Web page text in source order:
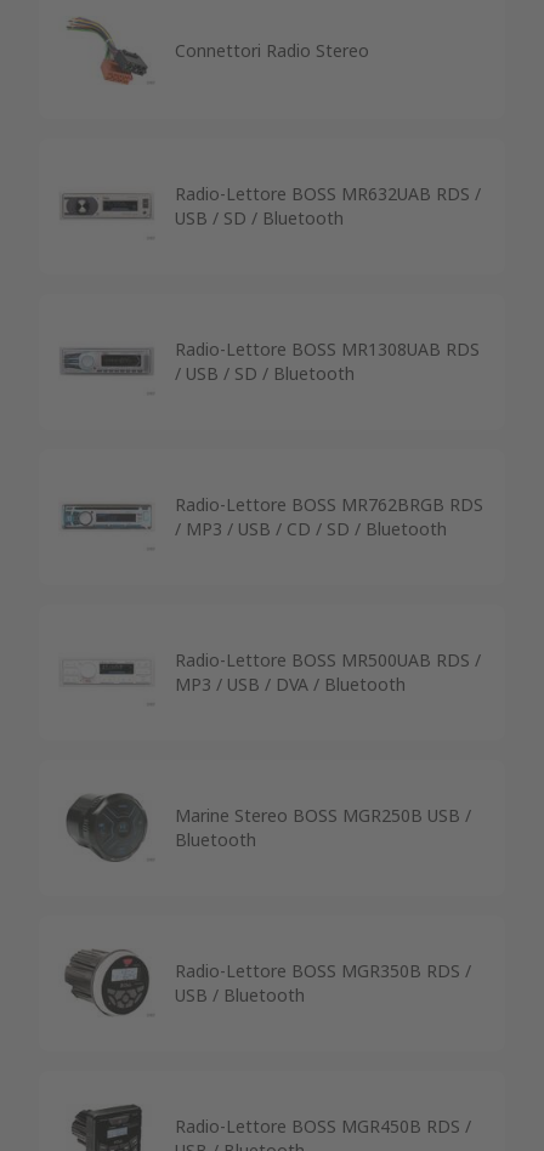
Connettori Radio Stereo
Radio-Lettore BOSS MR632UAB RDS /
USB / SD / Bluetooth
Radio-Lettore BOSS MR1308UAB RDS
/ USB / SD / Bluetooth
Radio-Lettore BOSS MR762BRGB RDS
/ MP3 / USB / CD / SD / Bluetooth
Radio-Lettore BOSS MR500UAB RDS /
MP3 / USB / DVA / Bluetooth
Marine Stereo BOSS MGR250B USB /
Bluetooth
Radio-Lettore BOSS MGR350B RDS /
USB / Bluetooth
Radio-Lettore BOSS MGR450B RDS /